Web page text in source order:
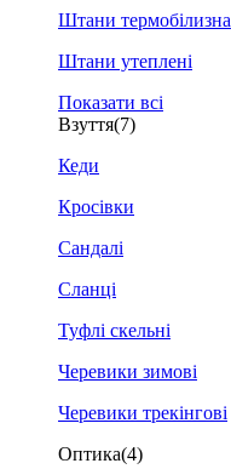
Штани термобілизна
Штани утеплені
Показати всі
Взуття(7)
Кеди
Кросівки
Сандалі
Сланці
Туфлі скельні
Черевики зимові
Черевики трекінгові
Оптика(4)